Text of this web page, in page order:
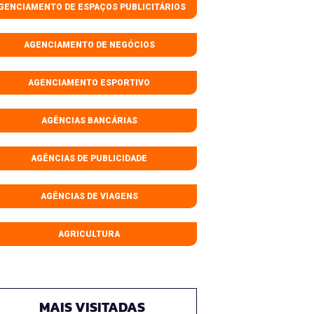
DE ESPAÇOS PUBLICITÁRIOS
AGENCIAMENTO DE NEGÓCIOS
AGENCIAMENTO ESPORTIVO
AGÊNCIAS BANCÁRIAS
AGÊNCIAS DE PUBLICIDADE
AGÊNCIAS DE VIAGENS
AGRICULTURA
MAIS VISITADAS